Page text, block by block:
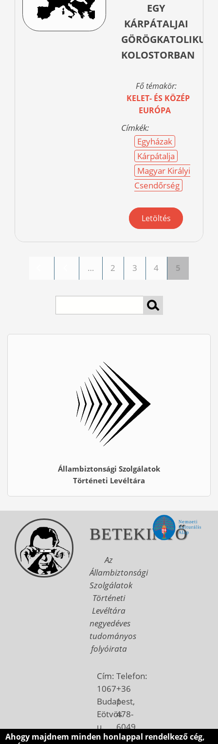
EGY
KÁRPÁTALJAI
GÖRÖGKATOLIKUS
KOLOSTORBAN
Fő témakör:
KELET- ÉS KÖZÉP
EURÓPA
Címkék:
Egyházak
Kárpátalja
Magyar Királyi
Csendőrség
Letöltés
Oldalak … 2 3 4 5
Állambiztonsági Szolgálatok
Történeti Levéltára
BETEKINTŐ
Az
Állambiztonsági
Szolgálatok
Történeti
Levéltára
negyedéves
tudományos
folyóirata
Cím:
1067
Budapest,
Eötvös
u.
7.
Telefon:
+36
1
478-
6049
Email:
Ahogy majdnem minden honlappal rendelkező cég,